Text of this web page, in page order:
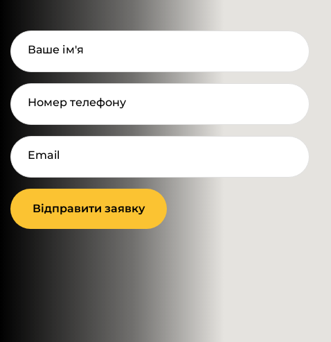
Ваше ім'я
Номер телефону
Email
Відправити заявку